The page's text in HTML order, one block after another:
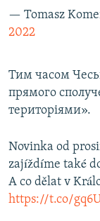
— Tomasz
2022
Тим часом
прямого
територіями».
Novinka od
zajíždíme také
A co dělat v
https://t.co/